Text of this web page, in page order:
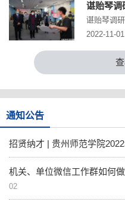
谌贻琴调
谌贻琴调
2022-11-
记、省人
通知公告
招贤纳才 | 贵州师范学院
机关、单位微信工作群如何
02